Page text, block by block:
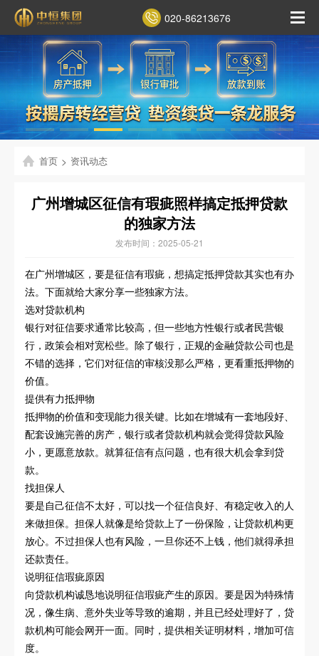
020-86213676
首页 > 资讯动态
广州增城区征信有瑕疵照样搞定抵押贷款
的独家方法
发布时间：2025-05-21
在广州增城区，要是征信有瑕疵，想搞定抵押贷款其实也有办
法。下面就给大家分享一些独家方法。
选对贷款机构
银行对征信要求通常比较高，但一些地方性银行或者民营银
行，政策会相对宽松些。除了银行，正规的金融贷款公司也是
不错的选择，它们对征信的审核没那么严格，更看重抵押物的
价值。
提供有力抵押物
抵押物的价值和变现能力很关键。比如在增城有一套地段好、
配套设施完善的房产，银行或者贷款机构就会觉得贷款风险
小，更愿意放款。就算征信有点问题，也有很大机会拿到贷
款。
找担保人
要是自己征信不太好，可以找一个征信良好、有稳定收入的人
来做担保。担保人就像是给贷款上了一份保险，让贷款机构更
放心。不过担保人也有风险，一旦你还不上钱，他们就得承担
还款责任。
说明征信瑕疵原因
向贷款机构诚恳地说明征信瑕疵产生的原因。要是因为特殊情
况，像生病、意外失业等导致的逾期，并且已经处理好了，贷
款机构可能会网开一面。同时，提供相关证明材料，增加可信
度。